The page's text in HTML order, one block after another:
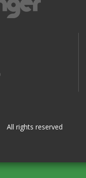
rights reserved